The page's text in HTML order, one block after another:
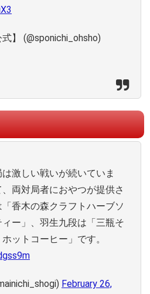
】 (@sponichi_ohsho)
激しい戦いが続いていま
両対局者におやつが提供さ
香木の森クラフトハーブソ
ー」、羽生九段は「三瓶そ
ットコーヒー」です。
February 26,